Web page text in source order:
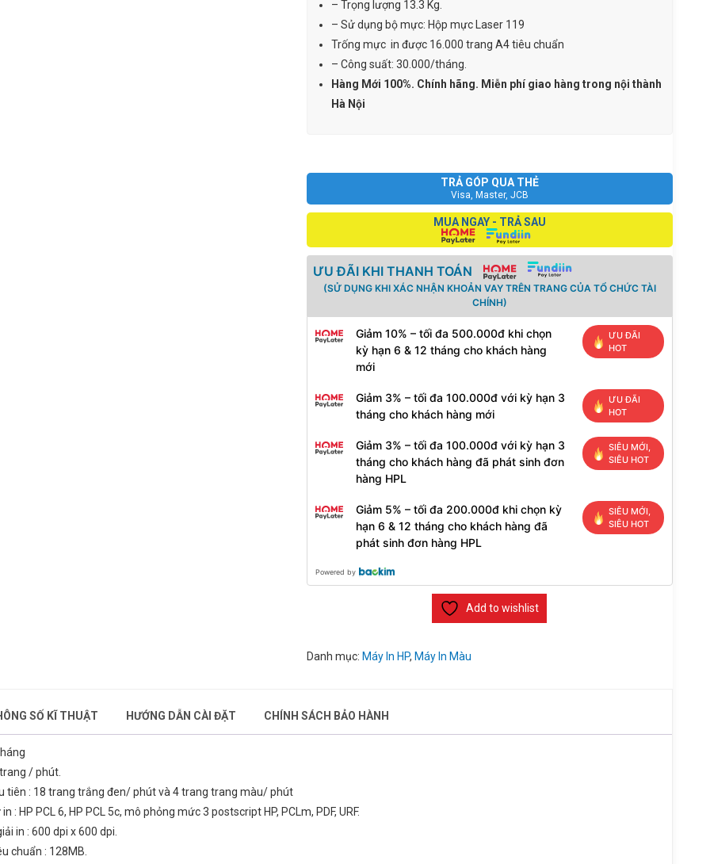
– Trọng lượng 13.3 Kg.
– Sử dụng bộ mực: Hộp mực Laser 119
Trống mực in được 16.000 trang A4 tiêu chuẩn
– Công suất: 30.000/tháng.
Hàng Mới 100%. Chính hãng. Miễn phí giao hàng trong nội thành
Hà Nội
TRẢ GÓP QUA THẺ
Visa, Master, JCB
MUA NGAY - TRẢ SAU
ƯU ĐÃI KHI THANH TOÁN
(SỬ DỤNG KHI XÁC NHẬN KHOẢN VAY TRÊN TRANG CỦA TỔ CHỨC TÀI
CHÍNH)
Giảm 10% – tối đa 500.000đ khi chọn
kỳ hạn 6 & 12 tháng cho khách hàng
mới
ƯU ĐÃI
HOT
Giảm 3% – tối đa 100.000đ với kỳ hạn 3
tháng cho khách hàng mới
ƯU ĐÃI
HOT
Giảm 3% – tối đa 100.000đ với kỳ hạn 3
tháng cho khách hàng đã phát sinh đơn
hàng HPL
SIÊU MỚI,
SIÊU HOT
Giảm 5% – tối đa 200.000đ khi chọn kỳ
hạn 6 & 12 tháng cho khách hàng đã
phát sinh đơn hàng HPL
SIÊU MỚI,
SIÊU HOT
Powered by
Add to wishlist
Danh mục: Máy In HP, Máy In Màu
SỐ KĨ THUẬT HƯỚNG DẪN CÀI ĐẶT CHÍNH SÁCH BẢO HÀNH
/ phút.
tiên : 18 trang trắng đen/ phút và 4 trang trang màu/ phút
: HP PCL 6, HP PCL 5c, mô phỏng mức 3 postscript HP, PCLm, PDF, URF.
in : 600 dpi x 600 dpi.
chuẩn : 128MB.
Máy in Laser màu HP Color
Tiếp tục mua hàng Đi đến giỏ hàng